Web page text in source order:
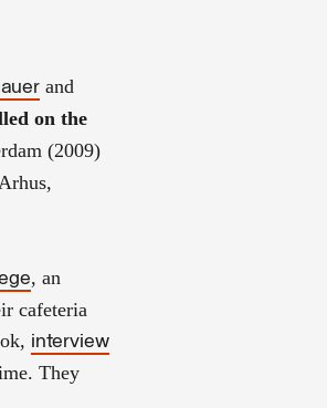
and
on the
(2009)
, an
cafeteria
interview
They